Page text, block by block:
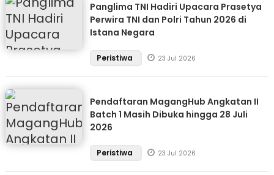
Panglima TNI Hadiri Upacara Prasetya
Perwira TNI dan Polri Tahun 2026 di
Istana Negara
Peristiwa 23 Jul 2026
Pendaftaran MagangHub Angkatan II
Batch 1 Masih Dibuka hingga 28 Juli
2026
Peristiwa 23 Jul 2026